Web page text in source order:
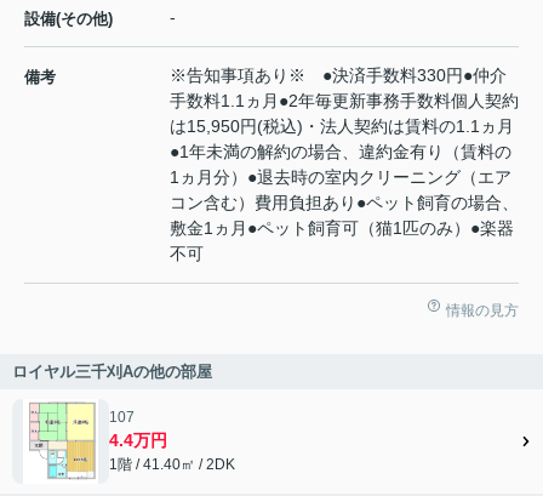
設備(その他) -
備考
※告知事項あり※ ●決済手数料330円●仲介
手数料1.1ヵ月●2年毎更新事務手数料個人契約
は15,950円(税込)・法人契約は賃料の1.1ヵ月
●1年未満の解約の場合、違約金有り（賃料の
1ヵ月分）●退去時の室内クリーニング（エア
コン含む）費用負担あり●ペット飼育の場合、
敷金1ヵ月●ペット飼育可（猫1匹のみ）●楽器
不可
情報の見方
ロイヤル三千刈Aの他の部屋
107
4.4万円
1階 / 41.40㎡ / 2DK